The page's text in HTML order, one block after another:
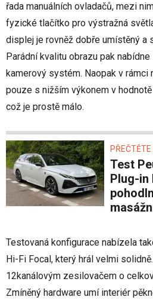
řada manuálních ovladačů, mezi
fyzické tlačítko pro výstražná
displej je rovněž dobře umístěný a
Parádní kvalitu obrazu pak
kamerový systém. Naopak v rámci
pouze s nižším výkonem v
což je prostě málo.
Test Peugeot 308 SW GT
Plug-in
Testovaná konfigurace nabízela
Hi-Fi Focal, který hrál velmi
12kanálovým zesilovačem o
Zmíněný hardware umí interiér